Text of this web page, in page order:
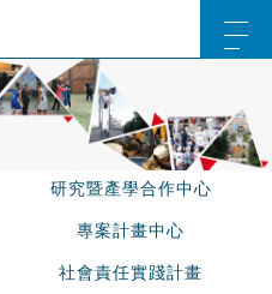
研究暨產學合作中心
專案計畫中心
社會責任實踐計畫